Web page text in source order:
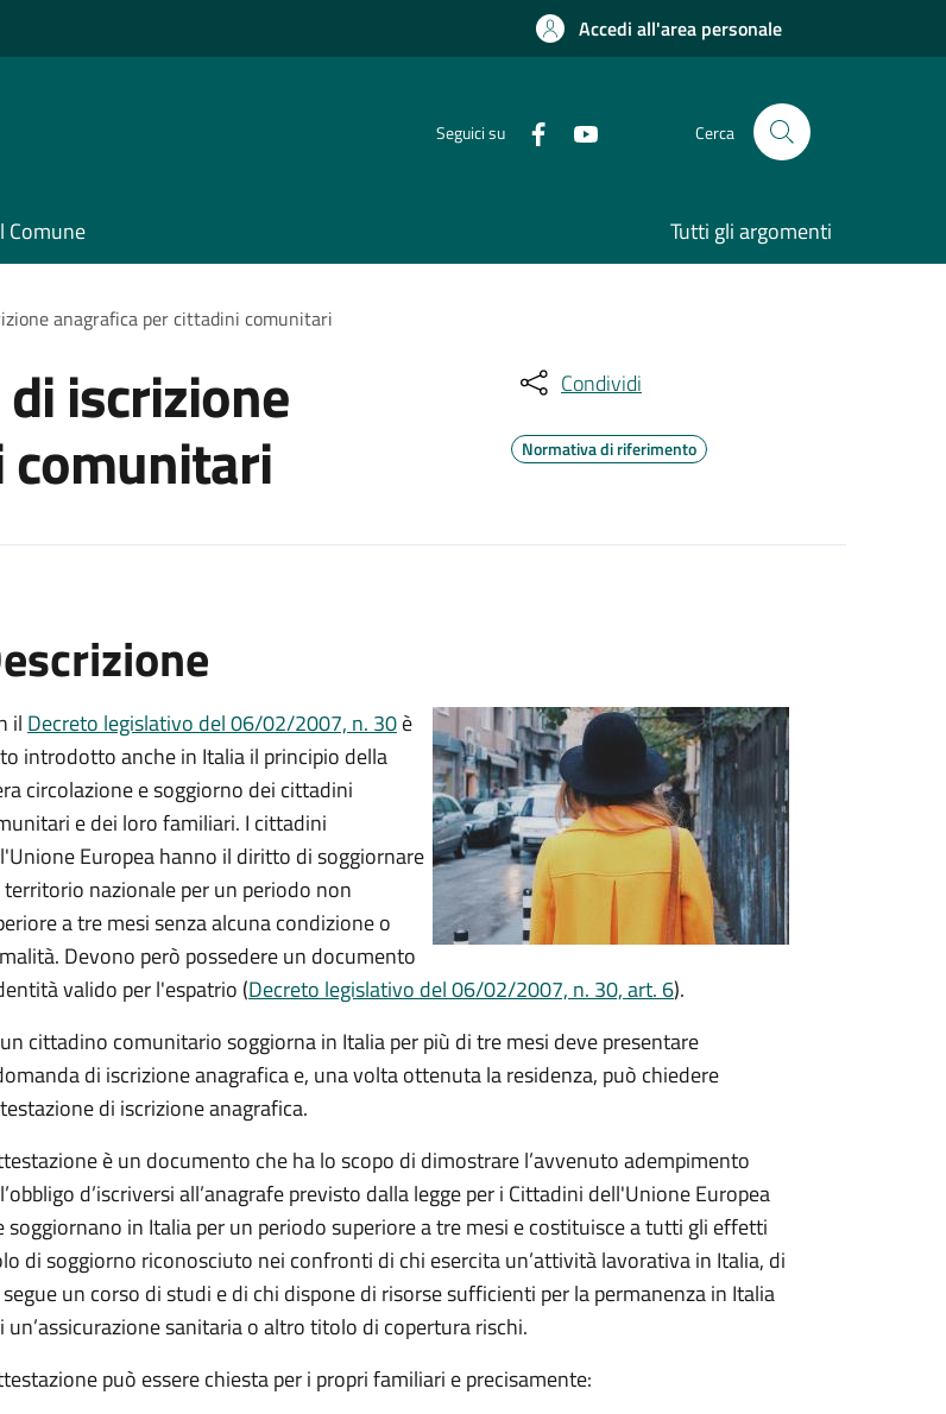
Accedi all'area personale
Seguici su Cerca
Comune Tutti gli argomenti
anagrafica per cittadini comunitari
iscrizione Condividi
Normativa di riferimento
il Decreto legislativo del 06/02/2007, n. 30è
introdotto anche in Italia il principio della
circolazione e soggiorno dei cittadini
e dei loro familiari. I cittadini
Europea hanno il diritto di soggiornare
territorio nazionale per un periodo non
a tre mesi senza alcuna condizione o
Devono però possedere un documento
valido per l'espatrio (Decreto legislativo del 06/02/2007, n. 30, art. 6).
cittadino comunitario soggiorna in Italia per più di tre mesi deve presentare
di iscrizione anagrafica e, una volta ottenuta la residenza, può chiedere
di iscrizione anagrafica.
è un documento che ha lo scopo di dimostrare l’avvenuto adempimento
d’iscriversi all’anagrafe previsto dalla legge per i Cittadini dell'Unione Europea
soggiornano in Italia per un periodo superiore a tre mesi e costituisce a tutti gli effetti
di soggiorno riconosciuto nei confronti di chi esercita un’attività lavorativa in Italia, di
un corso di studi e di chi dispone di risorse sufficienti per la permanenza in Italia
un’assicurazione sanitaria o altro titolo di copertura rischi.
può essere chiesta per i propri familiari e precisamente: